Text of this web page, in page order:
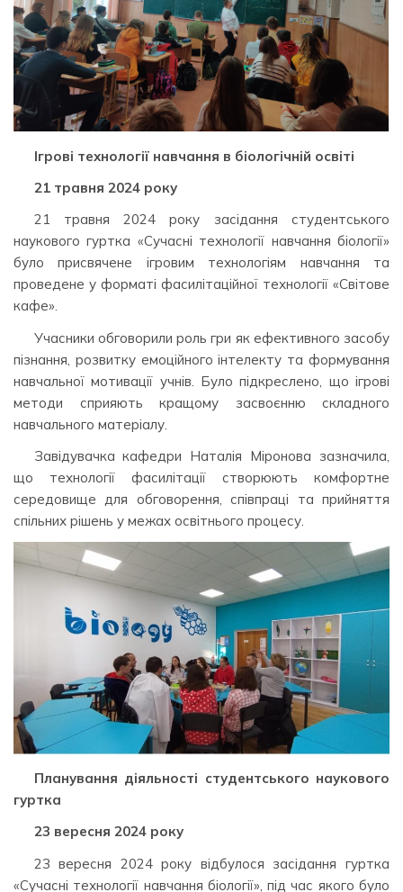
Ігрові технології навчання в біологічній освіті
21 травня 2024 року
21 травня 2024 року засідання студентського
наукового гуртка «Сучасні технології навчання біології»
було присвячене ігровим технологіям навчання та
проведене у форматі фасилітаційної технології «Світове
кафе».
Учасники обговорили роль гри як ефективного засобу
пізнання, розвитку емоційного інтелекту та формування
навчальної мотивації учнів. Було підкреслено, що ігрові
методи сприяють кращому засвоєнню складного
навчального матеріалу.
Завідувачка кафедри Наталія Міронова зазначила,
що технології фасилітації створюють комфортне
середовище для обговорення, співпраці та прийняття
спільних рішень у межах освітнього процесу.
Планування діяльності студентського наукового
гуртка
23 вересня 2024 року
23 вересня 2024 року відбулося засідання гуртка
«Сучасні технології навчання біології», під час якого було